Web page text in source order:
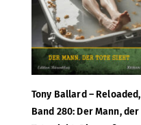
Tony Ballard – Reloaded,
Band 280: Der Mann, der